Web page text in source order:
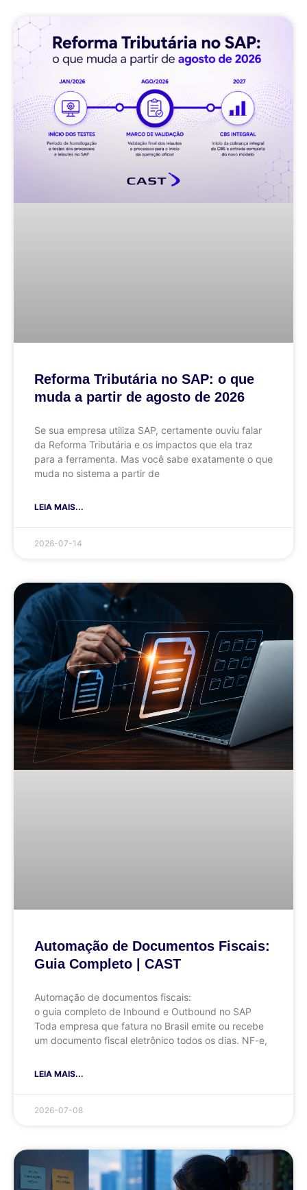
Reforma Tributária no SAP: o que
muda a partir de agosto de 2026
Se sua empresa utiliza SAP, certamente ouviu falar
da Reforma Tributária e os impactos que ela traz
para a ferramenta. Mas você sabe exatamente o que
muda no sistema a partir de
LEIA MAIS...
2026-07-14
Automação de Documentos Fiscais:
Guia Completo | CAST
Automação de documentos fiscais:
o guia completo de Inbound e Outbound no SAP
Toda empresa que fatura no Brasil emite ou recebe
um documento fiscal eletrônico todos os dias. NF-e,
LEIA MAIS...
2026-07-08